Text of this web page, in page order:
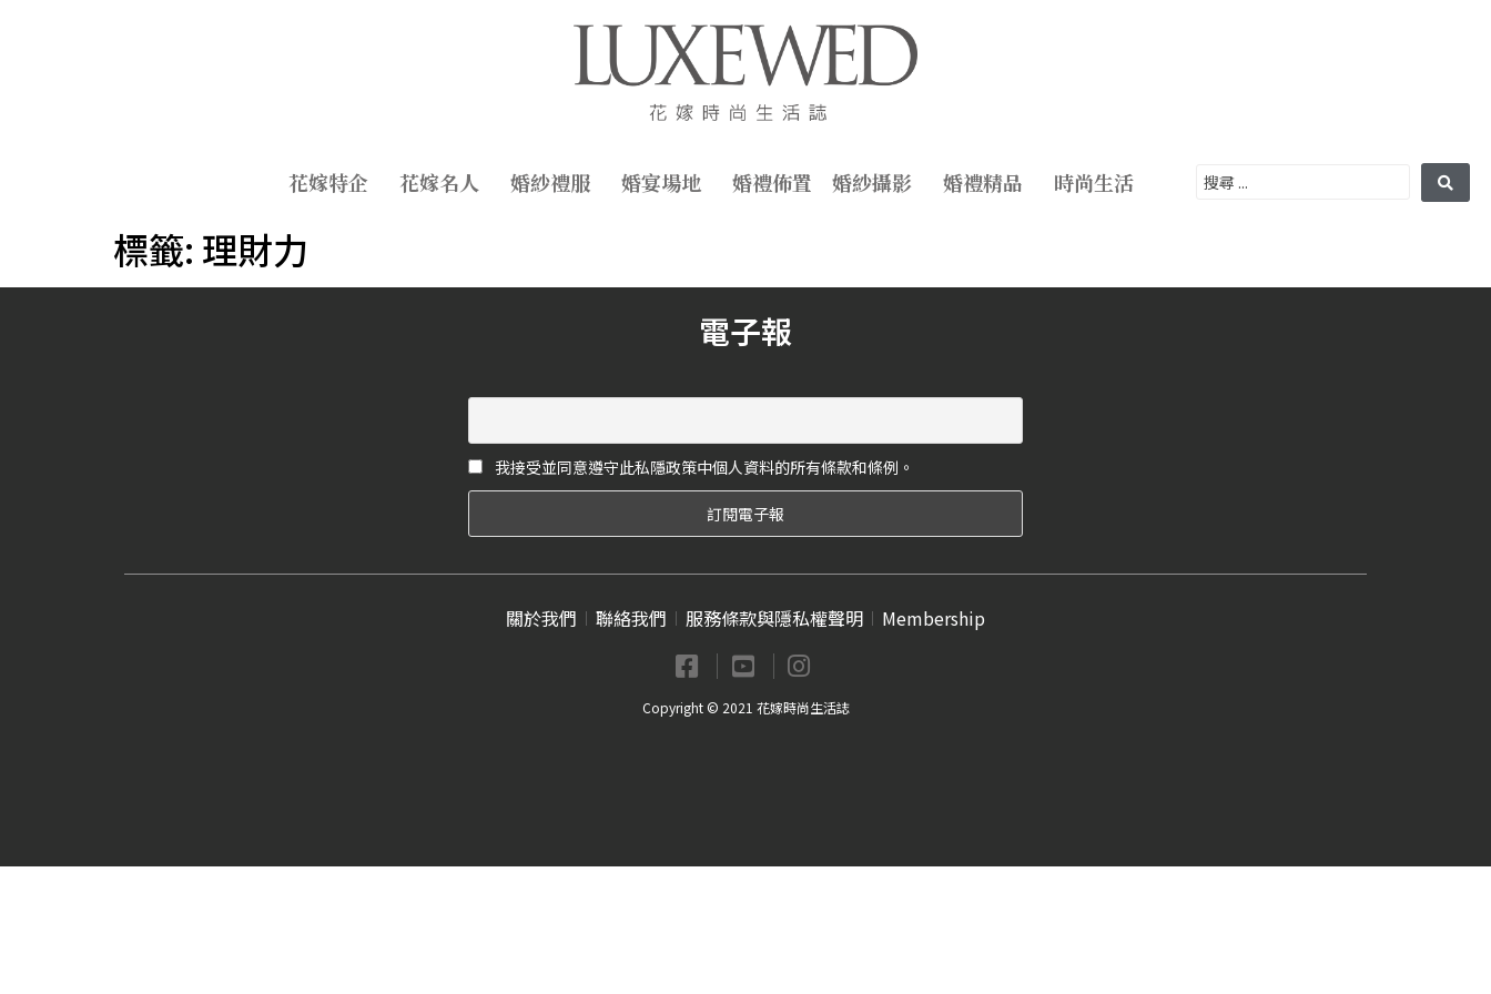
花嫁特企 花嫁名人 婚紗禮服 婚宴場地 婚禮佈置 婚紗攝影 婚禮精品 時尚生活
標籤: 理財力
電子報
我接受並同意遵守此私隱政策中個人資料的所有條款和條例。
關於我們 聯絡我們 服務條款與隱私權聲明 Membership
Copyright © 2021 花嫁時尚生活誌